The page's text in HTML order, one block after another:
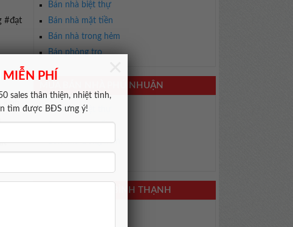
PHÍ
sales thân thiện, nhiệt tình,
tìm được BĐS ưng ý!
#đạt
kinh
Bán nhà biệt thự
Bán nhà mặt tiền
Bán nhà trong hẻm
Bán phòng trọ
MUA BÁN NHÀ PHÚ NHUẬN
Bán nhà biệt thự
Bán nhà trong hẻm
CHO THUÊ NHÀ BÌNH THẠNH